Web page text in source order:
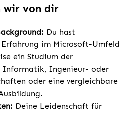
wir von dir
Du hast
im Microsoft-Umfeld
ein Studium der
Informatik, Ingenieur- oder
oder eine vergleichbare
Deine Leidenschaft für